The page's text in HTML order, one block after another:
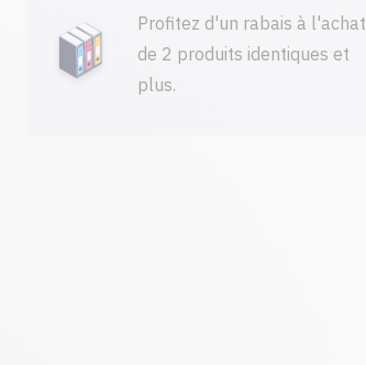
Profitez d'un rabais à l'achat
de 2 produits identiques et
plus.